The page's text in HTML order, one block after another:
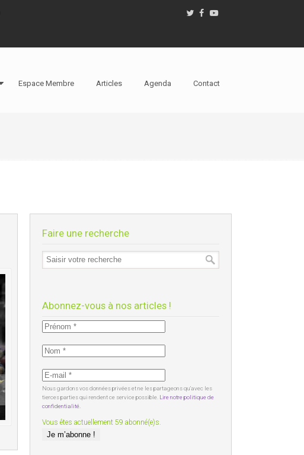
Espace Membre Articles Agenda Contact
Faire une recherche
Abonnez-vous à nos articles !
Nous gardons vos données privées et ne les partageons qu’avec les
tierces parties qui rendent ce service possible. Lire notre politique de
confidentialité.
Vous êtes actuellement 59 abonné(e)s.